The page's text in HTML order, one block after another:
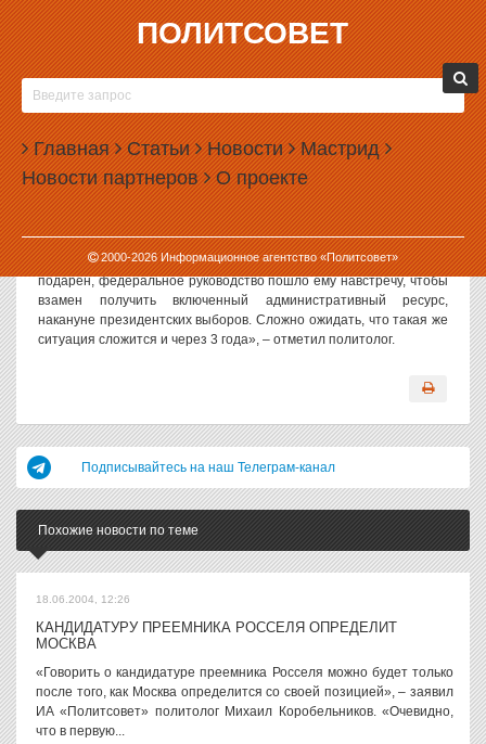
ПОЛИТСОВЕТ
Главная Статьи Новости Мастрид
Новости партнеров О проекте
2000-2026Информационное агентство «Политсовет»
01.06.2004, 13:13
МИХАИЛ КОРОБЕЛЬНИКОВ: ВЕРОЯТНОСТЬ
ЧЕТВЕРТОГО СРОКА ЭДУАРДА РОССЕЛЯ
ВЫЗЫВАЕТ БОЛЬШИЕ СОМНЕНИЯ
«Вероятность четвертого срока Эдуарда Росселя вызывает
большие сомнения», – заявил ИА «Политсовет» политолог
Михаил Коробельников.
«Во-первых, скажется возраст кандидата, это очень
существенно. Во-вторых, и третий срок Росселю был фактически
подарен, федеральное руководство пошло ему навстречу, чтобы
взамен получить включенный административный ресурс,
накануне президентских выборов. Сложно ожидать, что такая же
ситуация сложится и через 3 года», – отметил политолог.
Подписывайтесь на наш Телеграм-канал
Похожие новости по теме
18.06.2004, 12:26
КАНДИДАТУРУ ПРЕЕМНИКА РОССЕЛЯ ОПРЕДЕЛИТ
МОСКВА
«Говорить о кандидатуре преемника Росселя можно будет только
после того, как Москва определится со своей позицией», – заявил
ИА «Политсовет» политолог Михаил Коробельников. «Очевидно,
что в первую...